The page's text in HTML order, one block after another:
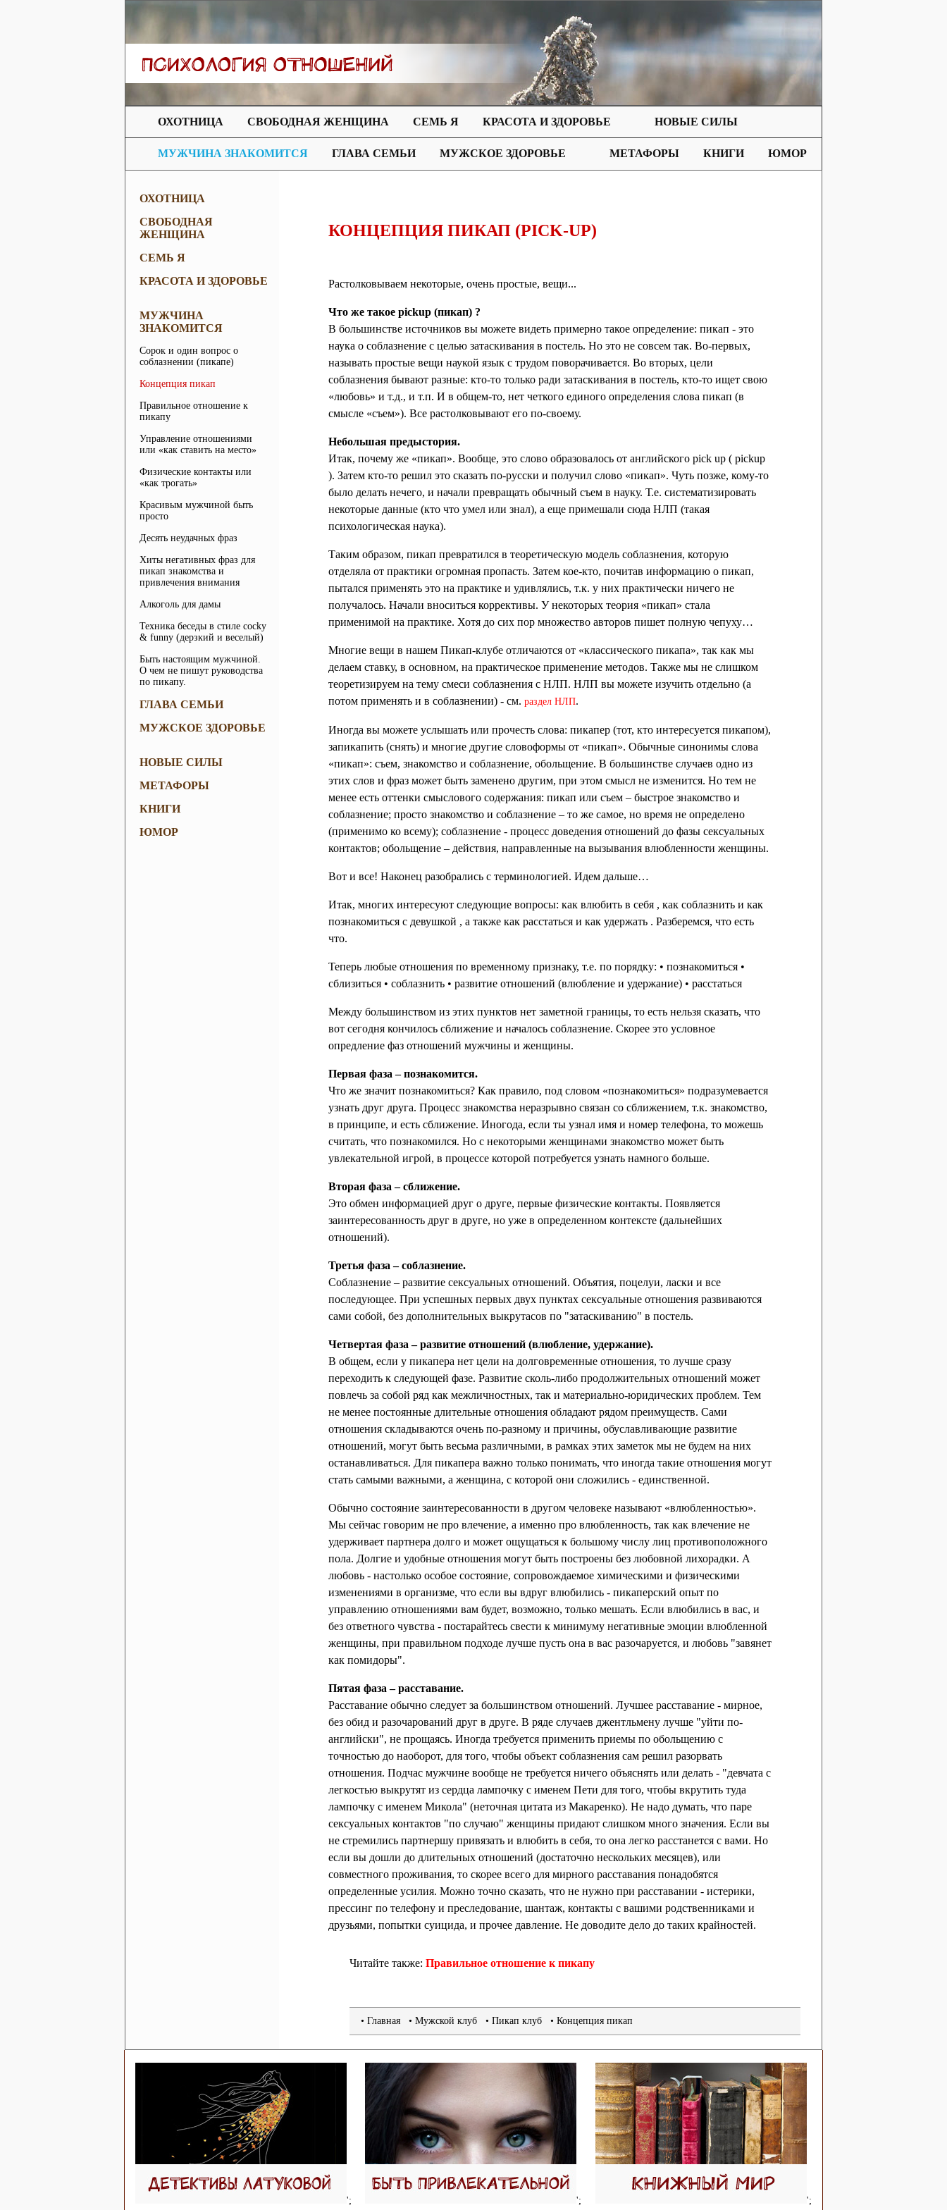
ОХОТНИЦА СВОБОДНАЯ ЖЕНЩИНА СЕМЬ Я КРАСОТА И ЗДОРОВЬЕ НОВЫЕ СИЛЫ
МУЖЧИНА ЗНАКОМИТСЯ ГЛАВА СЕМЬИ МУЖСКОЕ ЗДОРОВЬЕ МЕТАФОРЫ КНИГИ ЮМОР
ОХОТНИЦА
СВОБОДНАЯ
ЖЕНЩИНА
СЕМЬ Я
КРАСОТА И ЗДОРОВЬЕ
МУЖЧИНА
ЗНАКОМИТСЯ
Сорок и один вопрос о
соблазнении (пикапе)
Концепция пикап
Правильное отношение к
пикапу
Управление отношениями
или «как ставить на место»
Физические контакты или
«как трогать»
Красивым мужчиной быть
просто
Десять неудачных фраз
Хиты негативных фраз для
пикап знакомства и
привлечения внимания
Алкоголь для дамы
Техника беседы в стиле cocky
& funny (дерзкий и веселый)
Быть настоящим мужчиной.
О чем не пишут руководства
по пикапу.
ГЛАВА СЕМЬИ
МУЖСКОЕ ЗДОРОВЬЕ
НОВЫЕ СИЛЫ
МЕТАФОРЫ
КНИГИ
ЮМОР
КОНЦЕПЦИЯ ПИКАП (PICK-UP)
Растолковываем некоторые, очень простые, вещи...
Что же такое pickup (пикап) ?
В большинстве источников вы можете видеть примерно такое определение: пикап - это
наука о соблазнение с целью затаскивания в постель. Но это не совсем так. Во-первых,
называть простые вещи наукой язык с трудом поворачивается. Во вторых, цели
соблазнения бывают разные: кто-то только ради затаскивания в постель, кто-то ищет свою
«любовь» и т.д., и т.п. И в общем-то, нет четкого единого определения слова пикап (в
смысле «съем»). Все растолковывают его по-своему.
Небольшая предыстория.
Итак, почему же «пикап». Вообще, это слово образовалось от английского pick up ( pickup
). Затем кто-то решил это сказать по-русски и получил слово «пикап». Чуть позже, кому-то
было делать нечего, и начали превращать обычный съем в науку. Т.е. систематизировать
некоторые данные (кто что умел или знал), а еще примешали сюда НЛП (такая
психологическая наука).
Таким образом, пикап превратился в теоретическую модель соблазнения, которую
отделяла от практики огромная пропасть. Затем кое-кто, почитав информацию о пикап,
пытался применять это на практике и удивлялись, т.к. у них практически ничего не
получалось. Начали вноситься коррективы. У некоторых теория «пикап» стала
применимой на практике. Хотя до сих пор множество авторов пишет полную чепуху…
Многие вещи в нашем Пикап-клубе отличаются от «классического пикапа», так как мы
делаем ставку, в основном, на практическое применение методов. Также мы не слишком
теоретизируем на тему смеси соблазнения с НЛП. НЛП вы можете изучить отдельно (а
потом применять и в соблазнении) - см. раздел НЛП.
Иногда вы можете услышать или прочесть слова: пикапер (тот, кто интересуется пикапом),
запикапить (снять) и многие другие словоформы от «пикап». Обычные синонимы слова
«пикап»: съем, знакомство и соблазнение, обольщение. В большинстве случаев одно из
этих слов и фраз может быть заменено другим, при этом смысл не изменится. Но тем не
менее есть оттенки смыслового содержания: пикап или съем – быстрое знакомство и
соблазнение; просто знакомство и соблазнение – то же самое, но время не определено
(применимо ко всему); соблазнение - процесс доведения отношений до фазы сексуальных
контактов; обольщение – действия, направленные на вызывания влюбленности женщины.
Вот и все! Наконец разобрались с терминологией. Идем дальше…
Итак, многих интересуют следующие вопросы: как влюбить в себя , как соблазнить и как
познакомиться с девушкой , а также как расстаться и как удержать . Разберемся, что есть
что.
Теперь любые отношения по временному признаку, т.е. по порядку: • познакомиться •
сблизиться • соблазнить • развитие отношений (влюбление и удержание) • расстаться
Между большинством из этих пунктов нет заметной границы, то есть нельзя сказать, что
вот сегодня кончилось сближение и началось соблазнение. Скорее это условное
опредление фаз отношений мужчины и женщины.
Первая фаза – познакомится.
Что же значит познакомиться? Как правило, под словом «познакомиться» подразумевается
узнать друг друга. Процесс знакомства неразрывно связан со сближением, т.к. знакомство,
в принципе, и есть сближение. Иногода, если ты узнал имя и номер телефона, то можешь
считать, что познакомился. Но с некоторыми женщинами знакомство может быть
увлекательной игрой, в процессе которой потребуется узнать намного больше.
Вторая фаза – сближение.
Это обмен информацией друг о друге, первые физические контакты. Появляется
заинтересованность друг в друге, но уже в определенном контексте (дальнейших
отношений).
Третья фаза – соблазнение.
Соблазнение – развитие сексуальных отношений. Объятия, поцелуи, ласки и все
последующее. При успешных первых двух пунктах сексуальные отношения развиваются
сами собой, без дополнительных выкрутасов по "затаскиванию" в постель.
Четвертая фаза – развитие отношений (влюбление, удержание).
В общем, если у пикапера нет цели на долговременные отношения, то лучше сразу
переходить к следующей фазе. Развитие сколь-либо продолжительных отношений может
повлечь за собой ряд как межличностных, так и материально-юридических проблем. Тем
не менее постоянные длительные отношения обладают рядом преимуществ. Сами
отношения складываются очень по-разному и причины, обуславливающие развитие
отношений, могут быть весьма различными, в рамках этих заметок мы не будем на них
останавливаться. Для пикапера важно только понимать, что иногда такие отношения могут
стать самыми важными, а женщина, с которой они сложились - единственной.
Обычно состояние заинтересованности в другом человеке называют «влюбленностью».
Мы сейчас говорим не про влечение, а именно про влюбленность, так как влечение не
удерживает партнера долго и может ощущаться к большому числу лиц противоположного
пола. Долгие и удобные отношения могут быть построены без любовной лихорадки. А
любовь - настолько особое состояние, сопровождаемое химическими и физическими
изменениями в организме, что если вы вдруг влюбились - пикаперский опыт по
управлению отношениями вам будет, возможно, только мешать. Если влюбились в вас, и
без ответного чувства - постарайтесь свести к минимуму негативные эмоции влюбленной
женщины, при правильном подходе лучше пусть она в вас разочаруется, и любовь "завянет
как помидоры".
Пятая фаза – расставание.
Расставание обычно следует за большинством отношений. Лучшее расставание - мирное,
без обид и разочарований друг в друге. В ряде случаев джентльмену лучше "уйти по-
английски", не прощаясь. Иногда требуется применить приемы по обольщению с
точностью до наоборот, для того, чтобы объект соблазнения сам решил разорвать
отношения. Подчас мужчине вообще не требуется ничего объяснять или делать - "девчата с
легкостью выкрутят из сердца лампочку с именем Пети для того, чтобы вкрутить туда
лампочку с именем Микола" (неточная цитата из Макаренко). Не надо думать, что паре
сексуальных контактов "по случаю" женщины придают слишком много значения. Если вы
не стремились партнершу привязать и влюбить в себя, то она легко расстанется с вами. Но
если вы дошли до длительных отношений (достаточно нескольких месяцев), или
совместного проживания, то скорее всего для мирного расставания понадобятся
определенные усилия. Можно точно сказать, что не нужно при расставании - истерики,
прессинг по телефону и преследование, шантаж, контакты с вашими родственниками и
друзьями, попытки суицида, и прочее давление. Не доводите дело до таких крайностей.
Читайте также: Правильное отношение к пикапу
• Главная • Мужской клуб • Пикап клуб • Концепция пикап
'; '; ';